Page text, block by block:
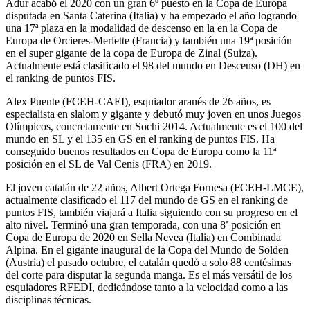
Adur acabó el 2020 con un gran 6º puesto en la Copa de Europa
disputada en Santa Caterina (Italia) y ha empezado el año logrando
una 17ª plaza en la modalidad de descenso en la en la Copa de
Europa de Orcieres-Merlette (Francia) y también una 19ª posición
en el super gigante de la copa de Europa de Zinal (Suiza).
Actualmente está clasificado el 98 del mundo en Descenso (DH) en
el ranking de puntos FIS.
Alex Puente (FCEH-CAEI), esquiador aranés de 26 años, es
especialista en slalom y gigante y debutó muy joven en unos Juegos
Olímpicos, concretamente en Sochi 2014. Actualmente es el 100 del
mundo en SL y el 135 en GS en el ranking de puntos FIS. Ha
conseguido buenos resultados en Copa de Europa como la 11ª
posición en el SL de Val Cenis (FRA) en 2019.
El joven catalán de 22 años, Albert Ortega Fornesa (FCEH-LMCE),
actualmente clasificado el 117 del mundo de GS en el ranking de
puntos FIS, también viajará a Italia siguiendo con su progreso en el
alto nivel. Terminó una gran temporada, con una 8ª posición en
Copa de Europa de 2020 en Sella Nevea (Italia) en Combinada
Alpina. En el gigante inaugural de la Copa del Mundo de Solden
(Austria) el pasado octubre, el catalán quedó a solo 88 centésimas
del corte para disputar la segunda manga. Es el más versátil de los
esquiadores RFEDI, dedicándose tanto a la velocidad como a las
disciplinas técnicas.